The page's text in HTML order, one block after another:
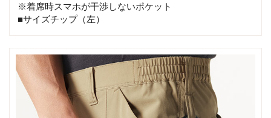
※着席時スマホが干渉しないポケット
■サイズチップ（左）